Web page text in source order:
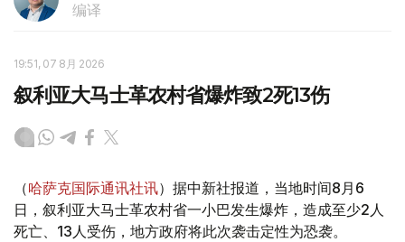
编译
19:51, 07 8月 2026
叙利亚大马士革农村省爆炸致2死13伤
（哈萨克国际通讯社讯）据中新社报道，当地时间8月6
日，叙利亚大马士革农村省一小巴发生爆炸，造成至少2人
死亡、13人受伤，地方政府将此次袭击定性为恐袭。